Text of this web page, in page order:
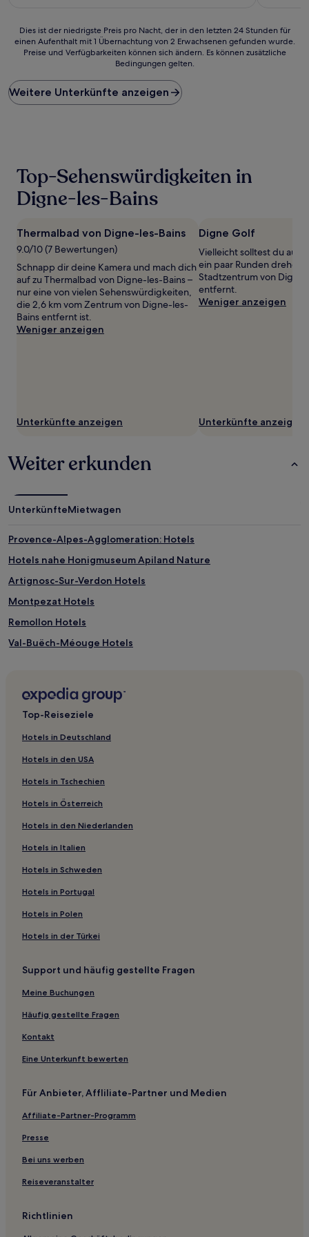
Dies
ist
Preis
pro
Nacht,
24 Stunden
einen
Aufenthalt
1 Übernachtung
2 Erwachsenen
gefunden
wurde.
Preise
und
Verfügbarkeiten
können
Dies ist der niedrigste Preis pro Nacht, der in den letzten 24 Stunden für
einen Aufenthalt mit 1 Übernachtung von 2 Erwachsenen gefunden wurde.
Preise und Verfügbarkeiten können sich ändern. Es können zusätzliche
Bedingungen gelten.
Weitere Unterkünfte anzeigen
Top-Sehenswürdigkeiten in
Digne-les-Bains
Thermalbad von Digne-les-Bains
9.0/10 (7 Bewertungen)
Schnapp dir deine Kamera und mach dich
auf zu Thermalbad von Digne-les-Bains –
nur eine von vielen Sehenswürdigkeiten,
die 2,6 km vom Zentrum von Digne-les-
Bains entfernt ist.
Weniger anzeigen
Unterkünfte anzeigen
Digne Golf
Vielleicht solltest du auf
ein paar Runden drehen,
Stadtzentrum von
entfernt.
Weniger anzeigen
Unterkünfte anzeigen
Weiter erkunden
UnterkünfteMietwagen
Provence-Alpes-Agglomeration: Hotels
Hotels nahe Honigmuseum Apiland Nature
Artignosc-Sur-Verdon Hotels
Montpezat Hotels
Remollon Hotels
Val-Buëch-Méouge Hotels
Allons Hotels
Gap-Tallard-Durance: Hotels
Sigoyer Hotels
Valensole Hotels
Entrages Hotels
Thoard Hotels
Seyne Hotels
Saint-Maime Hotels
Dauphin Hotels
Upaix Hotels
Hotels nahe Gorges de la Méouge
Curel Hotels
Moulès Hotels
Bras-D'asse Hotels
Hotels nahe Sentier Blanc-Martel Startpunkt
Seen und Schluchten des Verdon: Hotels
Esparron-De-Verdon Hotels
Aiglun Hotels
La Brillanne Hotels
Verdaches Hotels
Mirabeau Hotels
Top-Reiseziele
Hotels in Deutschland
Hotels in den USA
Hotels in Tschechien
Hotels in Österreich
Hotels in den Niederlanden
Hotels in Italien
Hotels in Schweden
Hotels in Portugal
Hotels in Polen
Hotels in der Türkei
Support und häufig gestellte Fragen
Meine Buchungen
Häufig gestellte Fragen
Kontakt
Eine Unterkunft bewerten
Für Anbieter, Affliliate-Partner und Medien
Affiliate-Partner-Programm
Presse
Bei uns werben
Reiseveranstalter
Richtlinien